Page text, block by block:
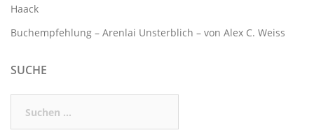
Haack
Buchempfehlung – Arenlai Unsterblich – von Alex C. Weiss
SUCHE
nach: